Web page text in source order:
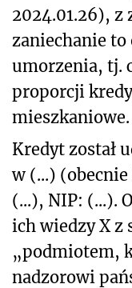
2024.01.26), z
zaniechanie
umorzenia, tj.
proporcji
mieszkaniowe.
Kredyt został
w (...)
(...), NIP: (...).
ich wiedzy X z
„podmiotem,
nadzorowi